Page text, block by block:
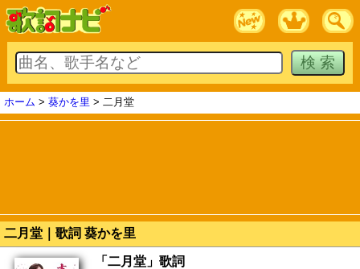
ホーム > 葵かを里 > 二月堂
二月堂｜歌詞 葵かを里
「二月堂」歌詞